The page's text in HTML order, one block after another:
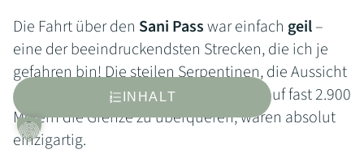
INHALT
Die Fahrt über den Sani Passwar einfach geil–
eine der beeindruckendsten Strecken, die ich je
gefahren bin! Die steilen Serpentinen, die Aussicht
auf die Drakensberge und das Gefühl, auf fast 2.900
Metern die Grenze zu überqueren, waren absolut
einzigartig.